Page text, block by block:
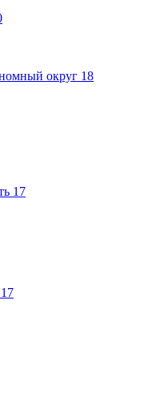
округ 18
17
17